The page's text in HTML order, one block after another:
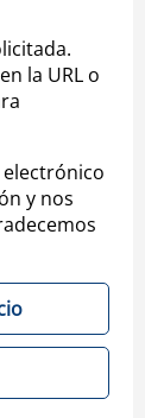
la URL o
y nos